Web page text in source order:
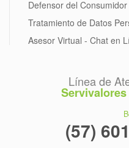
Defensor del
Tratamiento de Datos
Asesor Virtual - Chat en
Línea de
(57)